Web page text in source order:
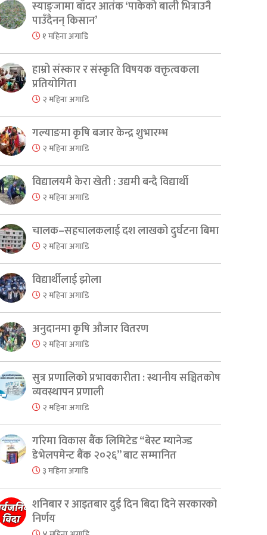
स्याङ्जामा बाँदर आतंक ‘पाकेको बाली भित्राउनै
पाउँदैनन् किसान’
१ महिना अगाडि
हाम्रो संस्कार र संस्कृति विषयक वक्तृत्वकला
प्रतियोगिता
२ महिना अगाडि
गल्याङमा कृषि बजार केन्द्र शुभारम्भ
२ महिना अगाडि
विद्यालयमै केरा खेती : उद्यमी बन्दै विद्यार्थी
२ महिना अगाडि
चालक–सहचालकलाई दश लाखको दुर्घटना बिमा
२ महिना अगाडि
विद्यार्थीलाई झोला
२ महिना अगाडि
अनुदानमा कृषि औजार वितरण
२ महिना अगाडि
सुत्र प्रणालिको प्रभावकारीता : स्थानीय सञ्चितकोष
व्यवस्थापन प्रणाली
२ महिना अगाडि
गरिमा विकास बैंक लिमिटेड “बेस्ट म्यानेज्ड
डेभेलपमेन्ट बैंक २०२६” बाट सम्मानित
३ महिना अगाडि
शनिबार र आइतबार दुई दिन बिदा दिने सरकारको
निर्णय